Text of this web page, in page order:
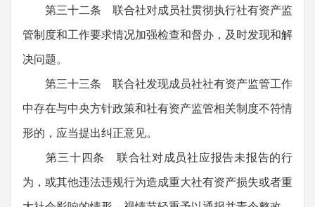
第三十二条 联合社对成员社贯彻执行社有资产监
管制度和工作要求情况加强检查和督办，及时发现和解
决问题。
第三十三条 联合社发现成员社社有资产监管工作
中存在与中央方针政策和社有资产监管相关制度不符情
形的，应当提出纠正意见。
第三十四条 联合社对成员社应报告未报告的行
为，或其他违法违规行为造成重大社有资产损失或者重